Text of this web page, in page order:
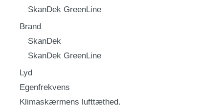
SkanDek GreenLine
Brand
SkanDek
SkanDek GreenLine
Lyd
Egenfrekvens
Klimaskærmens lufttæthed.